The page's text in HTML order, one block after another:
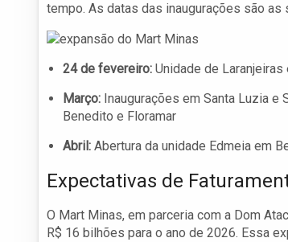
tempo. As datas das inaugurações são as
24 de fevereiro: Unidade de Laranjeiras
Março: Inaugurações em Santa Luzia e
Benedito e Floramar
Abril: Abertura da unidade Edmeia em
Expectativas de
O Mart Minas, em parceria com a Dom
R$ 16 bilhões para o ano de 2026. Essa